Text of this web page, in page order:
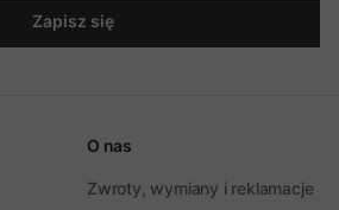
Zapisz się
O nas
Zwroty, wymiany i reklamacje